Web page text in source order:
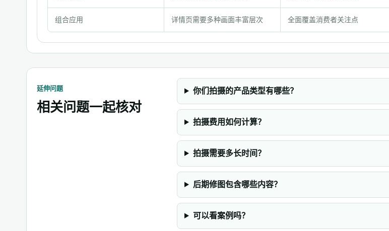
与
检组合应用 详情页需要多种画面丰富层次 全面覆盖消费者关注点
延伸问题
相关问题一起核对
你们拍摄的产品类型有哪些？
拍摄费用如何计算？
拍摄需要多长时间？
后期修图包含哪些内容？
可以看案例吗？